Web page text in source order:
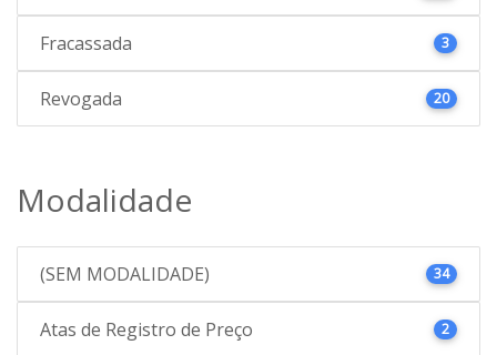
Fracassada 3
Revogada 20
Modalidade
(SEM MODALIDADE) 34
Atas de Registro de Preço 2